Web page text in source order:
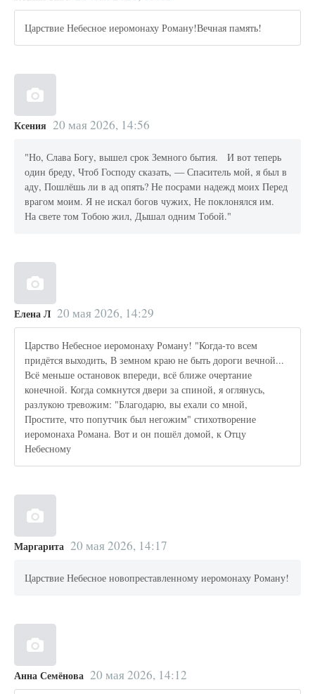
Царствие Небесное иеромонаху Роману!Вечная память!
Ксения 20 мая 2026, 14:56
"Но, Слава Богу, вышел срок Земного бытия. И вот теперь
один бреду, Чтоб Господу сказать, — Спаситель мой, я был в
аду, Пошлёшь ли в ад опять? Не посрами надежд моих Перед
врагом моим. Я не искал богов чужих, Не поклонялся им.
На свете том Тобою жил, Дышал одним Тобой."
Елена Л 20 мая 2026, 14:29
Царство Небесное иеромонаху Роману! "Когда-то всем
придётся выходить, В земном краю не быть дороги вечной...
Всё меньше остановок впереди, всё ближе очертание
конечной. Когда сомкнутся двери за спиной, я оглянусь,
разлукою тревожим: "Благодарю, вы ехали со мной,
Простите, что попутчик был негожим" стихотворение
иеромонаха Романа. Вот и он пошёл домой, к Отцу
Небесному
Маргарита 20 мая 2026, 14:17
Царствие Небесное новопреставленному иеромонаху Роману!
Анна Семёнова 20 мая 2026, 14:12